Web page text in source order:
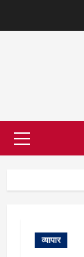
सामग्री
प्राथमिक
व्यापार